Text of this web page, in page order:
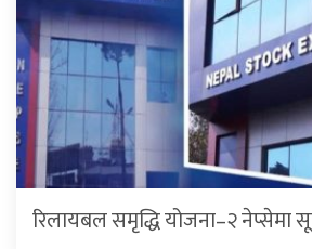
रिलायबल समृद्धि योजना–२ नेप्सेमा